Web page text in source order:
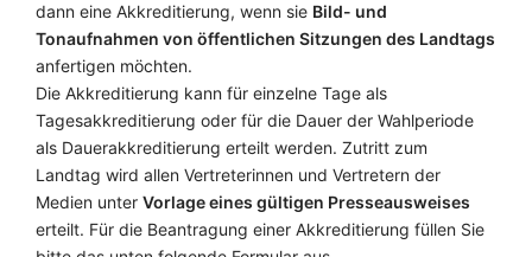
dann eine Akkreditierung, wenn sie Bild- und
Tonaufnahmen von öffentlichen Sitzungen des Landtags
anfertigen möchten.
Die Akkreditierung kann für einzelne Tage als
Tagesakkreditierung oder für die Dauer der Wahlperiode
als Dauerakkreditierung erteilt werden. Zutritt zum
Landtag wird allen Vertreterinnen und Vertretern der
Medien unter Vorlage eines gültigen Presseausweises
erteilt. Für die Beantragung einer Akkreditierung füllen Sie